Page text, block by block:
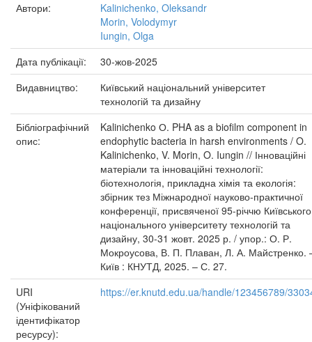
Автори:
Kalinichenko, Oleksandr
Morin, Volodymyr
Iungin, Olga
Дата публікації:
30-жов-2025
Видавництво:
Київський національний університет
технологій та дизайну
Бібліографічний
опис:
Kalinichenko О. PHA as a biofilm component in
endophytic bacteria in harsh environments / O.
Kalinichenko, V. Morin, O. Iungin // Інноваційні
матеріали та інноваційні технології:
біотехнологія, прикладна хімія та екологія:
збірник тез Міжнародної науково-практичної
конференції, присвяченої 95-річчю Київського
національного університету технологій та
дизайну, 30-31 жовт. 2025 р. / упор.: О. Р.
Мокроусова, В. П. Плаван, Л. А. Майстренко.
Київ : КНУТД, 2025. – С. 27.
URI
(Уніфікований
ідентифікатор
ресурсу):
https://er.knutd.edu.ua/handle/123456789/